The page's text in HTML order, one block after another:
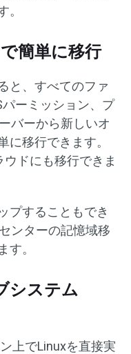
。
簡単に移行
と、すべてのファ
ーミッション、プ
バーから新しいオ
に移行できます。
ドにも移行できま
プすることもでき
ンターの記憶域移
す。
システム
上でLinuxを直接実